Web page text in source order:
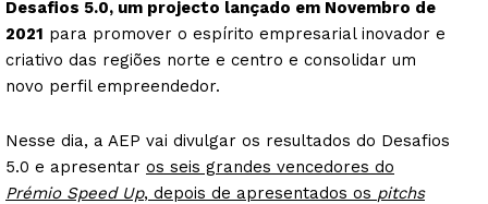
Desafios 5.0, um projecto lançado em Novembro de
2021 para promover o espírito empresarial inovador e
criativo das regiões norte e centro e consolidar um
novo perfil empreendedor.
Nesse dia, a AEP vai divulgar os resultados do Desafios
5.0 e apresentar os seis grandes vencedores do
Prémio Speed Up, depois de apresentados os pitchs